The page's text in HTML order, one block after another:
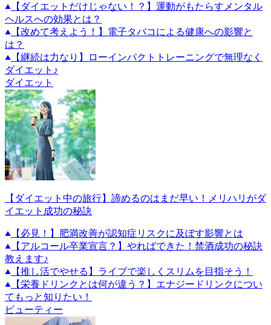
【ダイエットだけじゃない！？】運動がもたらすメンタル
ヘルスへの効果とは？
【改めて考えよう！】電子タバコによる健康への影響と
は？
【継続は力なり】ローインパクトトレーニングで無理なく
ダイエット♪
ダイエット
【ダイエット中の旅行】諦めるのはまだ早い！メリハリがダ
イエット成功の秘訣
【必見！】肥満改善が認知症リスクに及ぼす影響とは
【アルコール卒業宣言？】やればできた！禁酒成功の秘訣
教えます♪
【推し活でやせる】ライブで楽しくスリムを目指そう！
【栄養ドリンクとは何が違う？】エナジードリンクについ
てもっと知りたい！
ビューティー